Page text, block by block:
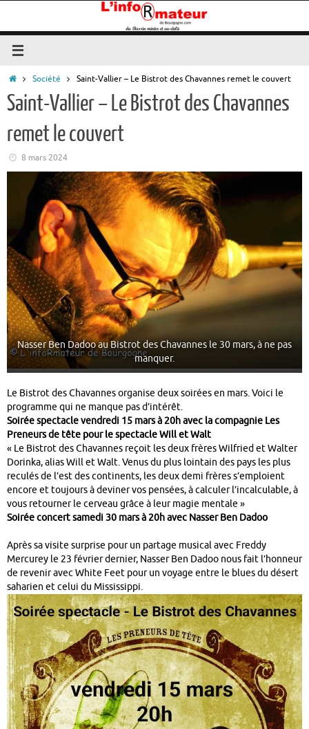
contenu
Accueil
Société Saint-Vallier – Le Bistrot des Chavannes remet le couvert
Saint-Vallier – Le Bistrot des Chavannes
remet le couvert
8 mars 2024
Nasser Ben Dadoo au Bistrot des Chavannes le 30 mars, à ne pas
manquer.
Le Bistrot des Chavannes organise deux soirées en mars. Voici le
programme qui ne manque pas d’intérêt.
Soirée spectacle vendredi 15 mars à 20havec la compagnie Les
Preneurs de tête pour le spectacle Will et Walt
« Le Bistrot des Chavannes reçoit les deux frères Wilfried et Walter
Dorinka, alias Will et Walt. Venus du plus lointain des pays les plus
reculés de l’est des continents, les deux demi frères s’emploient
encore et toujours à deviner vos pensées, à calculer l’incalculable, à
vous retourner le cerveau grâce à leur magie mentale »
Soirée concert samedi 30 mars à 20havec Nasser Ben Dadoo
Après sa visite surprise pour un partage musical avec Freddy
Mercurey le 23 février dernier, Nasser Ben Dadoo nous fait l’honneur
de revenir avec White Feet pour un voyage entre le blues du désert
saharien et celui du Mississippi.